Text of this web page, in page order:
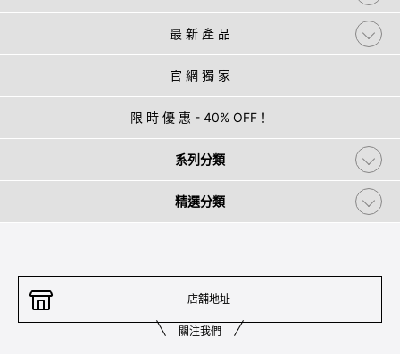
最 新 產 品
官 網 獨 家
限 時 優 惠 - 40% OFF！
系列分類
精選分類
店舖地址
關注我們